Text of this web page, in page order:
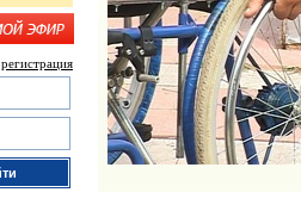
регистрация